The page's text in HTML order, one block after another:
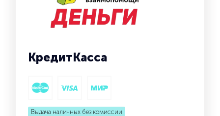
КредитКасса
Выдача наличных без комиссии